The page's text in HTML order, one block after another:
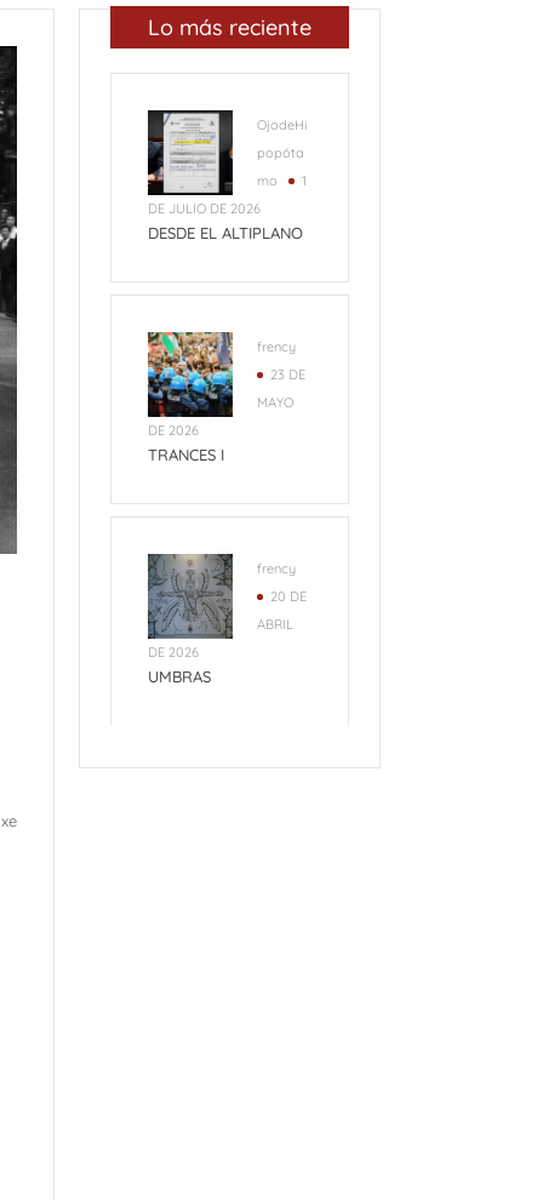
Lo más reciente
OjodeHi
popóta
mo
1
DE JULIO DE 2026
DESDE EL ALTIPLANO
frency
23 DE
MAYO
DE 2026
TRANCES I
frency
20 DE
ABRIL
DE 2026
UMBRAS